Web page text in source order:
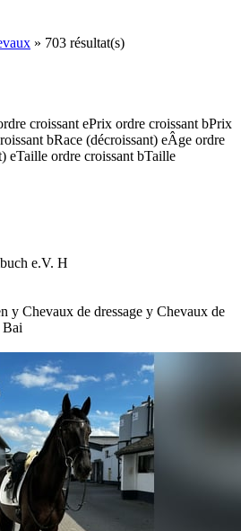
» 703 résultat(s)
croissant ePrix ordre croissant bPrix
bRace (décroissant) eÂge ordre
eTaille ordre croissant bTaille
e.V. H
y Chevaux de dressage y Chevaux de
Bai